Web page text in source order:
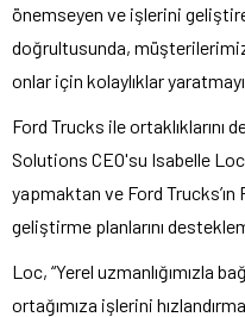
önemseyen ve işlerini
doğrultusunda,
onlar için kolaylıklar
Ford Trucks ile ortaklıklarını
Solutions CEO'su Isabelle
yapmaktan ve Ford
geliştirme planlarını
Loc, “Yerel uzmanlığımızla
ortağımıza işlerini